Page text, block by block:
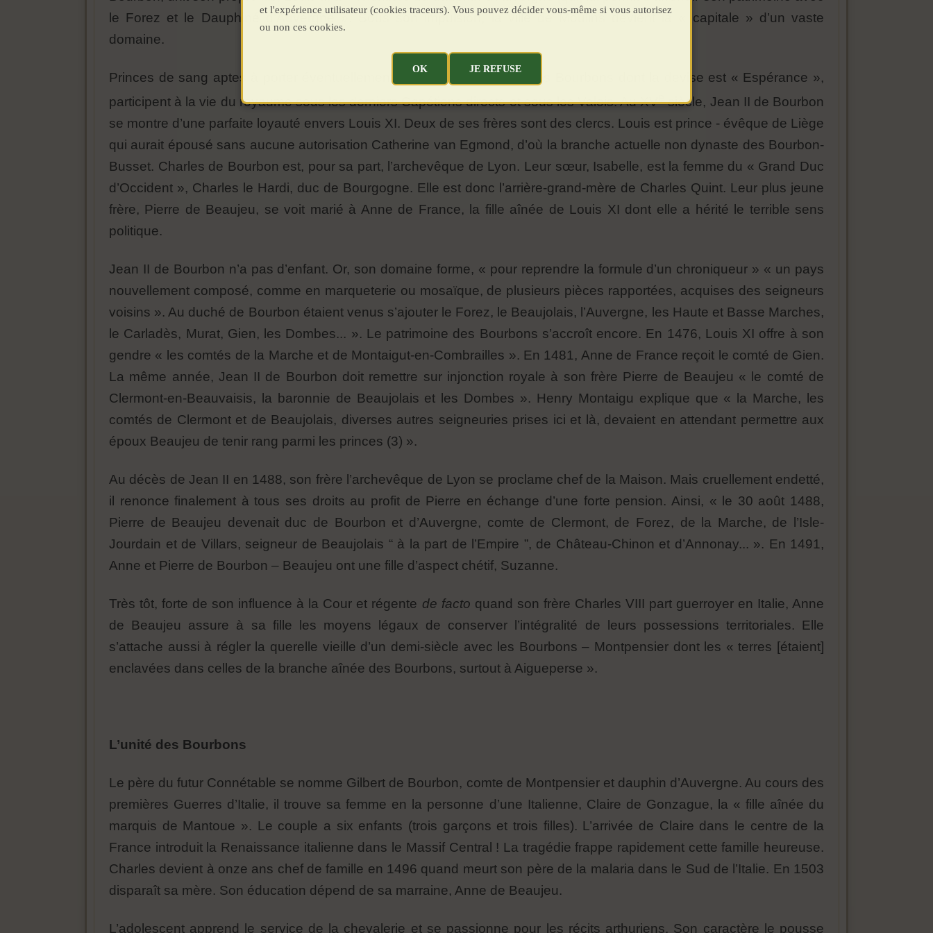
le Forez et le Dauphiné d’Auvergne ». Sous son impulsion, la ville de Moulins devient la « capitale » d’un vaste
domaine.
Princes de sang aptes à porter éventuellement la Couronne des Lys, les Bourbons dont la devise est « Espérance »,
participent à la vie du royaume sous les derniers Capétiens directs et sous les Valois. Au XV siècle, Jean II de Bourbon
se montre d’une parfaite loyauté envers Louis XI. Deux de ses frères sont des clercs. Louis est prince - évêque de Liège
qui aurait épousé sans aucune autorisation Catherine van Egmond, d’où la branche actuelle non dynaste des Bourbon-
Busset. Charles de Bourbon est, pour sa part, l’archevêque de Lyon. Leur sœur, Isabelle, est la femme du « Grand Duc
d’Occident », Charles le Hardi, duc de Bourgogne. Elle est donc l’arrière-grand-mère de Charles Quint. Leur plus jeune
frère, Pierre de Beaujeu, se voit marié à Anne de France, la fille aînée de Louis XI dont elle a hérité le terrible sens
politique.
Jean II de Bourbon n’a pas d’enfant. Or, son domaine forme, « pour reprendre la formule d’un chroniqueur » « un pays
nouvellement composé, comme en marqueterie ou mosaïque, de plusieurs pièces rapportées, acquises des seigneurs
voisins ». Au duché de Bourbon étaient venus s’ajouter le Forez, le Beaujolais, l’Auvergne, les Haute et Basse Marches,
le Carladès, Murat, Gien, les Dombes... ». Le patrimoine des Bourbons s’accroît encore. En 1476, Louis XI offre à son
gendre « les comtés de la Marche et de Montaigut-en-Combrailles ». En 1481, Anne de France reçoit le comté de Gien.
La même année, Jean II de Bourbon doit remettre sur injonction royale à son frère Pierre de Beaujeu « le comté de
Clermont-en-Beauvaisis, la baronnie de Beaujolais et les Dombes ». Henry Montaigu explique que « la Marche, les
comtés de Clermont et de Beaujolais, diverses autres seigneuries prises ici et là, devaient en attendant permettre aux
époux Beaujeu de tenir rang parmi les princes (3) ».
Au décès de Jean II en 1488, son frère l’archevêque de Lyon se proclame chef de la Maison. Mais cruellement endetté,
il renonce finalement à tous ses droits au profit de Pierre en échange d’une forte pension. Ainsi, « le 30 août 1488,
Pierre de Beaujeu devenait duc de Bourbon et d’Auvergne, comte de Clermont, de Forez, de la Marche, de l’Isle-
Jourdain et de Villars, seigneur de Beaujolais “ à la part de l’Empire ”, de Château-Chinon et d’Annonay... ». En 1491,
Anne et Pierre de Bourbon – Beaujeu ont une fille d’aspect chétif, Suzanne.
Très tôt, forte de son influence à la Cour et régente de facto quand son frère Charles VIII part guerroyer en Italie, Anne
de Beaujeu assure à sa fille les moyens légaux de conserver l’intégralité de leurs possessions territoriales. Elle
s’attache aussi à régler la querelle vieille d’un demi-siècle avec les Bourbons – Montpensier dont les « terres [étaient]
enclavées dans celles de la branche aînée des Bourbons, surtout à Aigueperse ».
L’unité des Bourbons
Le père du futur Connétable se nomme Gilbert de Bourbon, comte de Montpensier et dauphin d’Auvergne. Au cours des
premières Guerres d’Italie, il trouve sa femme en la personne d’une Italienne, Claire de Gonzague, la « fille aînée du
marquis de Mantoue ». Le couple a six enfants (trois garçons et trois filles). L’arrivée de Claire dans le centre de la
France introduit la Renaissance italienne dans le Massif Central ! La tragédie frappe rapidement cette famille heureuse.
Charles devient à onze ans chef de famille en 1496 quand meurt son père de la malaria dans le Sud de l’Italie. En 1503
disparaît sa mère. Son éducation dépend de sa marraine, Anne de Beaujeu.
L’adolescent apprend le service de la chevalerie et se passionne pour les récits arthuriens. Son caractère le pousse
et l'expérience utilisateur (cookies traceurs). Vous pouvez décider vous-même si vous autorisez
ou non ces cookies.
OK JE REFUSE